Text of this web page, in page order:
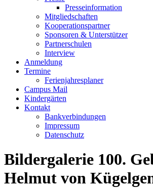
Presseinformation
Mitgliedschaften
Kooperationspartner
Sponsoren & Unterstützer
Partnerschulen
Interview
Anmeldung
Termine
Ferienjahresplaner
Campus Mail
Kindergärten
Kontakt
Bankverbindungen
Impressum
Datenschutz
Bildergalerie 100.
Helmut von